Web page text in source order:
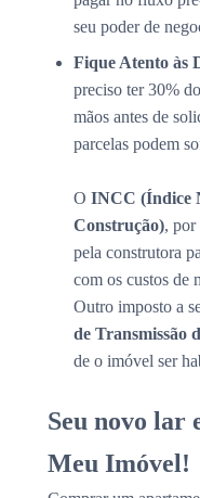
seu poder de
Fique Atento às
preciso ter 30%
mãos antes de
parcelas podem
O INCC (Índice
Construção), por
pela construtora
com os custos de
Outro imposto a
de Transmissão
de o imóvel ser
Seu novo lar
Meu Imóvel!